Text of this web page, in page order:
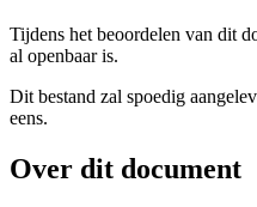
Tijdens het beoordelen van dit
al openbaar is.
Dit bestand zal spoedig
eens.
Over dit document